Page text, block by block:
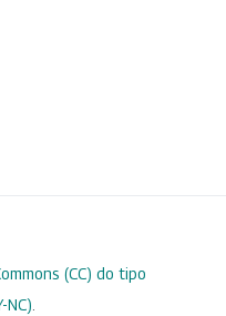
(CC) do tipo
NC)